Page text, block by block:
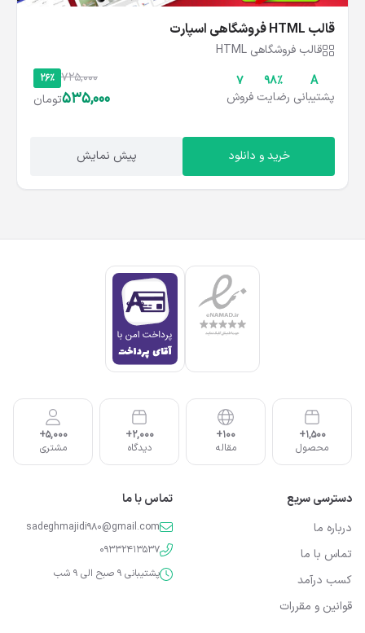
قالب HTML فروشگاهی اسپارت
قالب فروشگاهی HTML
A
پشتیبانی
۹۸%
رضایت
۷
فروش
26% 725,000
535,000تومان
خرید و دانلود پیش نمایش
1,500+
محصول
100+
مقاله
2,000+
دیدگاه
5,000+
مشتری
دسترسی سریع
درباره ما
تماس با ما
کسب درآمد
قوانین و مقررات
تماس با ما
sadeghmajidi980@gmail.com
09332413537
پشتیبانی 9 صبح الی 9 شب